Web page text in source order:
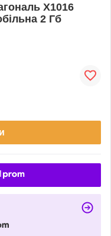
X1016
2 Гб